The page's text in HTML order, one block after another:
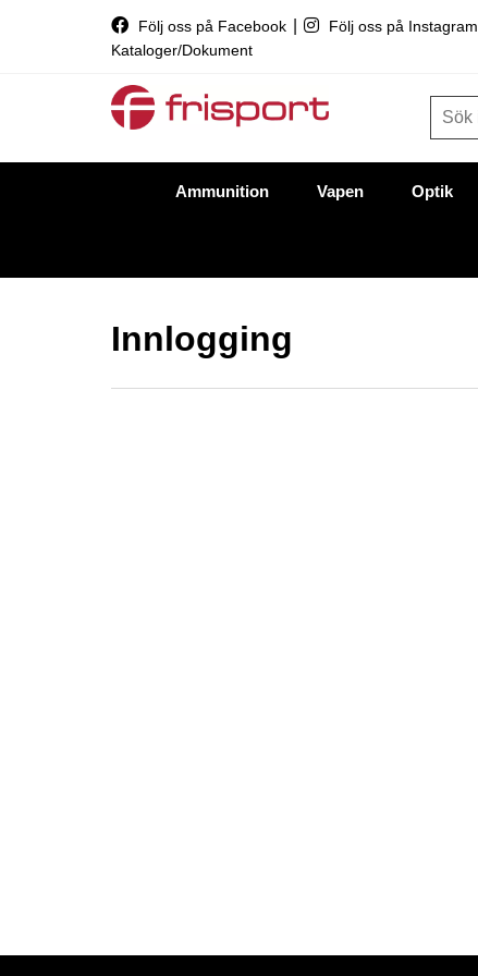
Följ oss på Facebook Följ oss på Instagram
Kataloger/Dokument
Ammunition Vapen Optik
Innlogging